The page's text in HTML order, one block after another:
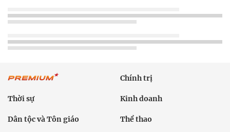
Chính trị
Thời sự Kinh doanh
Dân tộc và Tôn giáo Thể thao